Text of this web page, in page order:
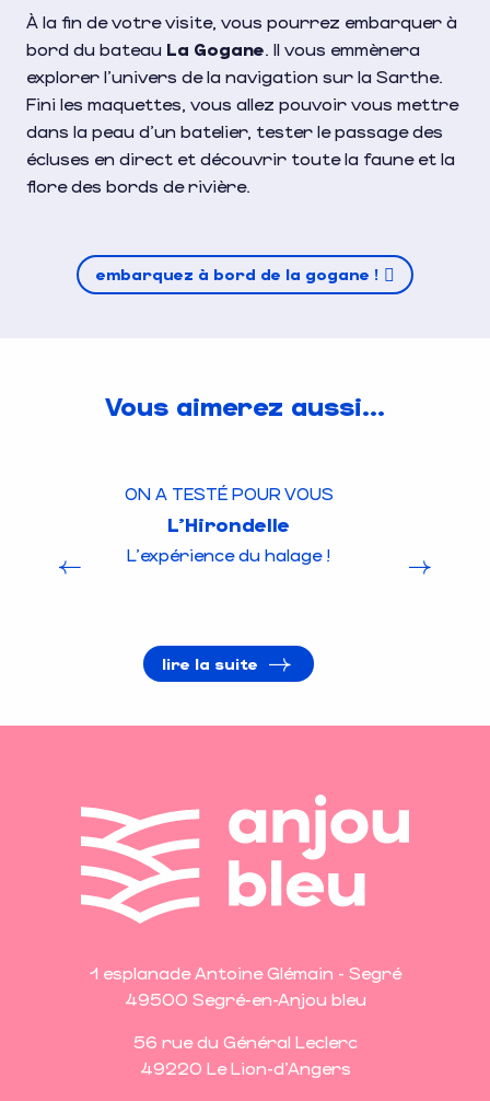
À la fin de votre visite, vous pourrez embarquer à
bord du bateau La Gogane. Il vous emmènera
explorer l’univers de la navigation sur la Sarthe.
Fini les maquettes, vous allez pouvoir vous mettre
dans la peau d’un batelier, tester le passage des
écluses en direct et découvrir toute la faune et la
flore des bords de rivière.
embarquez à bord de la gogane !
Vous aimerez aussi...
ON A TESTÉ POUR VOUS
L’Hirondelle
L'expérience du halage !
lire la suite
1 esplanade Antoine Glémain - Segré
49500 Segré-en-Anjou bleu
56 rue du Général Leclerc
49220 Le Lion-d'Angers